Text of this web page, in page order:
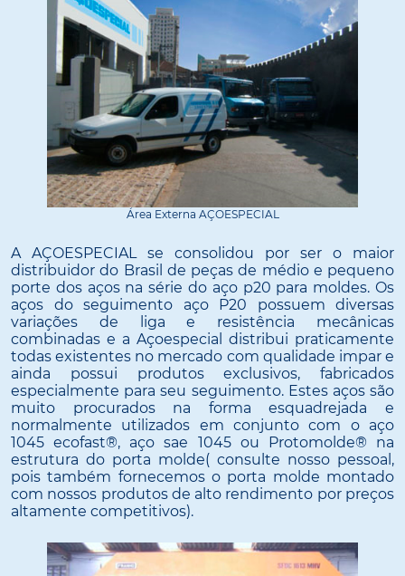
Área Externa AÇOESPECIAL
A AÇOESPECIAL se consolidou por ser o maior
distribuidor do Brasil de peças de médio e pequeno
porte dos aços na série do aço p20 para moldes. Os
aços do seguimento aço P20 possuem diversas
variações de liga e resistência mecânicas
combinadas e a Açoespecial distribui praticamente
todas existentes no mercado com qualidade impar e
ainda possui produtos exclusivos, fabricados
especialmente para seu seguimento. Estes aços são
muito procurados na forma esquadrejada e
normalmente utilizados em conjunto com o aço
1045 ecofast®, aço sae 1045 ou Protomolde® na
estrutura do porta molde( consulte nosso pessoal,
pois também fornecemos o porta molde montado
com nossos produtos de alto rendimento por preços
altamente competitivos).